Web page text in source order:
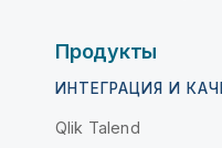
Продукты
ИНТЕГРАЦИЯ И
Qlik Talend